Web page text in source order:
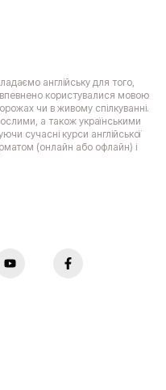
англійську для того,
користувалися мовою
чи в живому спілкуванні.
а також українськими
сучасні курси англійської
(онлайн або офлайн) і